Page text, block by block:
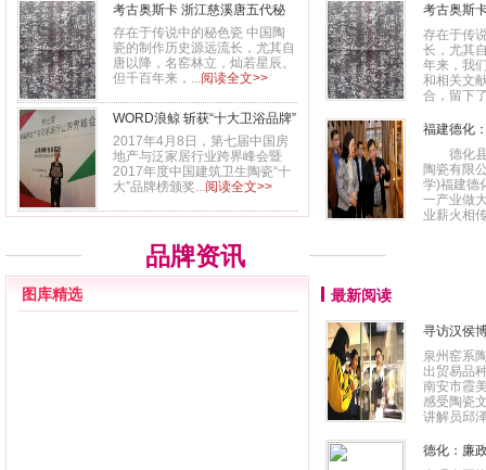
考古奥斯卡 浙江慈溪唐五代秘
色瓷窑址：填补陶瓷史的空白
存在于传说中的秘色瓷 中国陶
瓷的制作历史源远流长，尤其自
唐以降，名窑林立，灿若星辰。
但千百年来，...阅读全文>>
WORD浪鲸 斩获“十大卫浴品牌”
2017年4月8日，第七届中国房
地产与泛家居行业跨界峰会暨
2017年度中国建筑卫生陶瓷“十
大”品牌榜颁奖...阅读全文>>
考古奥斯
史的空白
存在于传
长，尤其
年来，我
和相关文
合，留下
福建德化
都”品牌
德化县
陶瓷有限
学)福建德
一产业做
业薪火相
品牌资讯
图库精选 最新阅读
寻访汉侯
泉州窑系
出贸易品
南安市霞
感受陶瓷
讲解员邱
德化：廉